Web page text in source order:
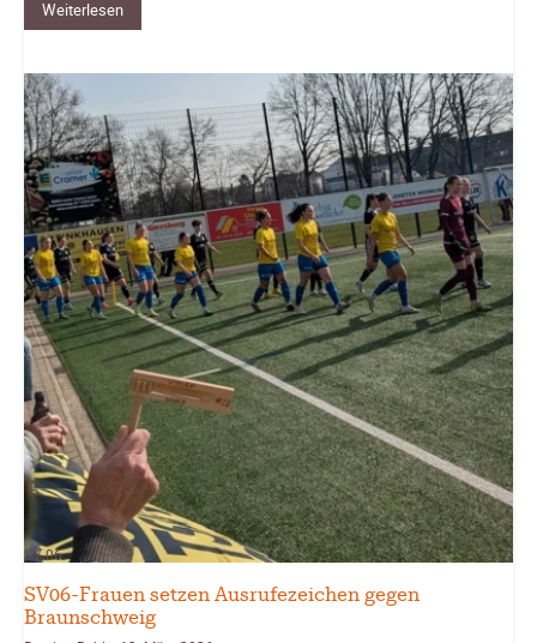
Weiterlesen
SV-06
SV06-Frauen setzen Ausrufezeichen gegen
Braunschweig